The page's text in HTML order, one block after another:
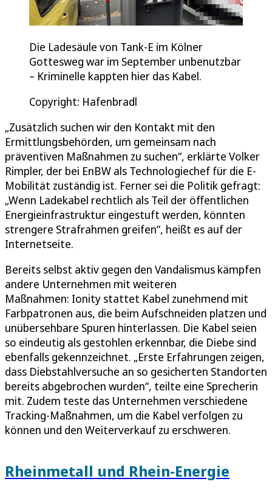
Die Ladesäule von Tank-E im Kölner
Gottesweg war im September unbenutzbar
– Kriminelle kappten hier das Kabel.
Copyright: Hafenbradl
„Zusätzlich suchen wir den Kontakt mit den
Ermittlungsbehörden, um gemeinsam nach
präventiven Maßnahmen zu suchen“, erklärte Volker
Rimpler, der bei EnBW als Technologiechef für die E-
Mobilität zuständig ist. Ferner sei die Politik gefragt:
„Wenn Ladekabel rechtlich als Teil der öffentlichen
Energieinfrastruktur eingestuft werden, könnten
strengere Strafrahmen greifen“, heißt es auf der
Internetseite.
Bereits selbst aktiv gegen den Vandalismus kämpfen
andere Unternehmen mit weiteren
Maßnahmen: Ionity stattet Kabel zunehmend mit
Farbpatronen aus, die beim Aufschneiden platzen und
unübersehbare Spuren hinterlassen. Die Kabel seien
so eindeutig als gestohlen erkennbar, die Diebe sind
ebenfalls gekennzeichnet. „Erste Erfahrungen zeigen,
dass Diebstahlversuche an so gesicherten Standorten
bereits abgebrochen wurden“, teilte eine Sprecherin
mit. Zudem teste das Unternehmen verschiedene
Tracking-Maßnahmen, um die Kabel verfolgen zu
können und den Weiterverkauf zu erschweren.
Rheinmetall und Rhein-Energie